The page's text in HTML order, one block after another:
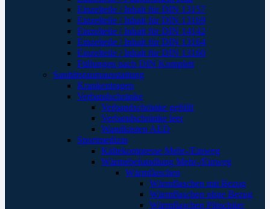
Einzelteile / Inhalt für DIN 13157
Einzelteile / Inhalt für DIN 13169
Einzelteile / Inhalt für DIN 14142
Einzelteile / Inhalt für DIN 13164
Einzelteile / Inhalt für DIN 13160
Füllungen nach DIN Komplett
Sanitätsraumausstattung
Krankentragen
Verbandschränke
Verbandschränke gefüllt
Verbandschränke leer
Wandkästen AED
Sportmedizin
Kältekompresse Mehr-/Einweg
Wärmebehandlung Mehr-/Einweg
Wärmflaschen
Wärmflaschen mit Bezug
Wärmflaschen ohne Bezug
Wärmflaschen Plüschtier